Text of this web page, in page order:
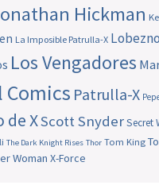
Hickman
La Imposible Patrulla-X Lobezno
Los Vengadores
Comics Patrulla-X
de XScott SnyderSecret
The Dark Knight Rises Thor Tom King
Woman X-Force